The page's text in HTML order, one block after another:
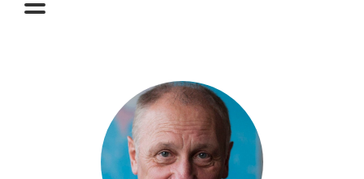
Организационный комитет 2018/2019